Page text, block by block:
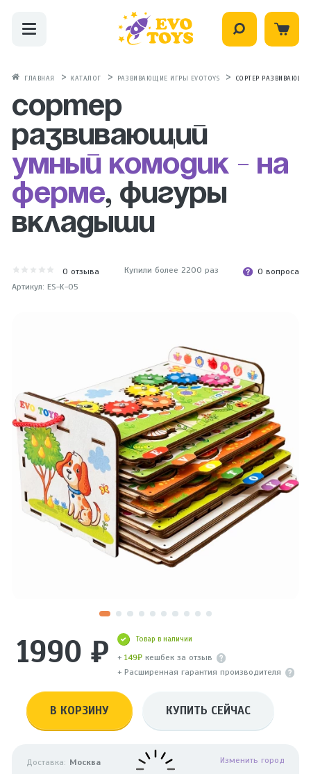
ГЛАВНАЯ КАТАЛОГ РАЗВИВАЮЩИЕ ИГРЫ EVOTOYS СОРТЕР
Сортер
развивающий
Умный комодик - На
ферме, фигуры
вкладыши
0 отзыва Купили более 2200 раз
0 вопроса
Артикул: ES-K-05
1990 ₽ Товар в наличии
+149₽ кешбек за отзыв
+ Расширенная гарантия производителя
В КОРЗИНУ КУПИТЬ СЕЙЧАС
Доставка: Москва Изменить город